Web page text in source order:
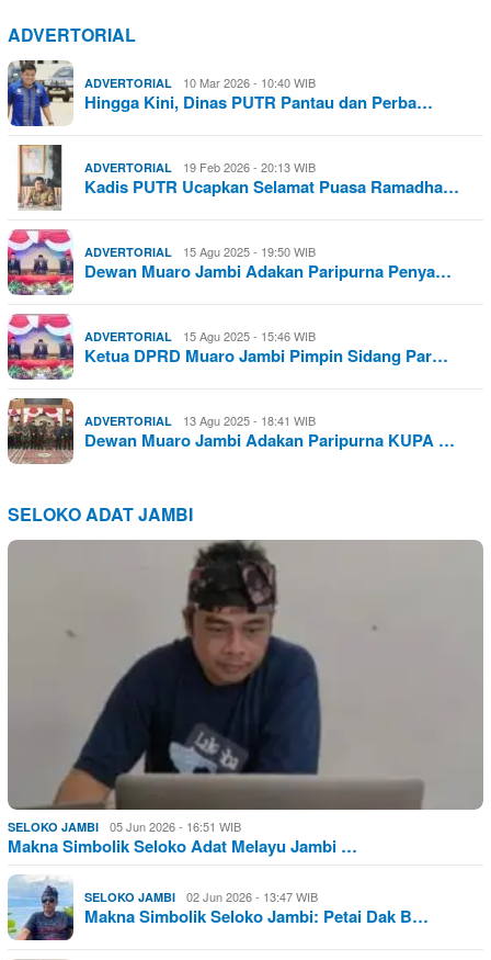
ADVERTORIAL
ADVERTORIAL 10 Mar 2026 - 10:40 WIB
Hingga Kini, Dinas PUTR Pantau dan Perba…
ADVERTORIAL 19 Feb 2026 - 20:13 WIB
Kadis PUTR Ucapkan Selamat Puasa Ramadha…
ADVERTORIAL 15 Agu 2025 - 19:50 WIB
Dewan Muaro Jambi Adakan Paripurna Penya…
ADVERTORIAL 15 Agu 2025 - 15:46 WIB
Ketua DPRD Muaro Jambi Pimpin Sidang Par…
ADVERTORIAL 13 Agu 2025 - 18:41 WIB
Dewan Muaro Jambi Adakan Paripurna KUPA …
SELOKO ADAT JAMBI
SELOKO JAMBI 05 Jun 2026 - 16:51 WIB
Makna Simbolik Seloko Adat Melayu Jambi …
SELOKO JAMBI 02 Jun 2026 - 13:47 WIB
Makna Simbolik Seloko Jambi: Petai Dak B…